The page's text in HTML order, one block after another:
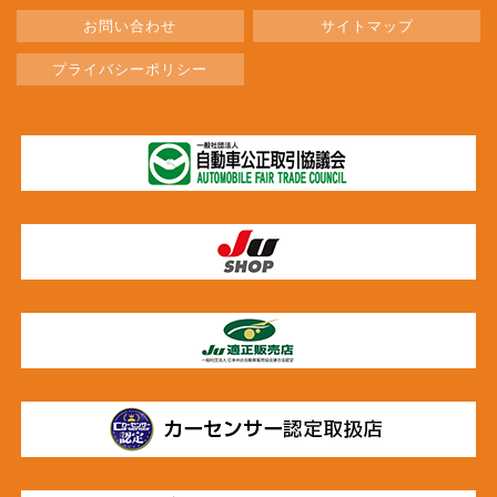
お問い合わせ サイトマップ
プライバシーポリシー